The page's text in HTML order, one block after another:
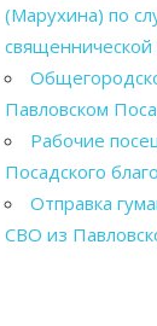
(Марухина) по
Павловском
Рабочие
Посадского
Отправка
СВО из